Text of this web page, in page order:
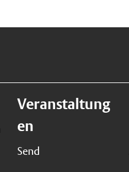
Veranstaltung
en
Send